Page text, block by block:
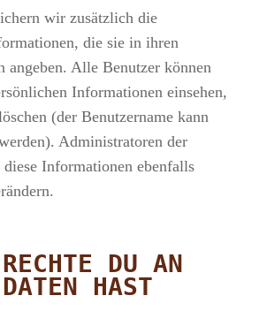
wir zusätzlich die
die sie in ihren
angeben. Alle Benutzer können
Informationen einsehen,
(der Benutzername kann
Administratoren der
Informationen ebenfalls
DU AN
HAST